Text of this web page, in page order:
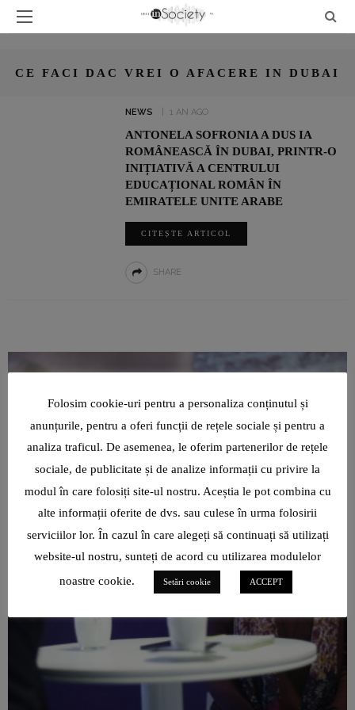
CE FACI DAC VREI O AFACERE IN DUBAI
NEWS 1 AN AGO
ANTONELA SOFRONIA A DUS IA
ROMÂNEASCĂ ÎN DUBAI, PRINTR-O
INIȚIATIVĂ A CENTRULUI
EDUCAȚIONAL ROMÂN ÎN
EMIRATELE UNITE ARABE
CITEȘTE ARTICOL
SHARE
Folosim cookie-uri pentru a personaliza conținutul și
anunțurile, pentru a oferi funcții de rețele sociale și pentru a
analiza traficul. De asemenea, le oferim partenerilor de rețele
sociale, de publicitate și de analize informații cu privire la
modul în care folosiți site-ul nostru. Aceștia le pot combina cu
alte informații oferite de dvs. sau culese în urma folosirii
serviciilor lor. În cazul în care alegeți să continuați să utilizați
website-ul nostru, sunteți de acord cu utilizarea modulelor
noastre cookie.
Setări cookie ACCEPT